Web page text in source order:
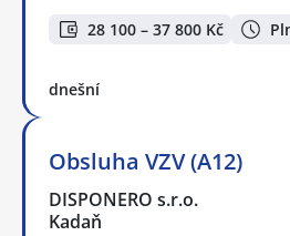
28 100 – 37 800 Kč
dnešní
Obsluha VZV (A12)
DISPONERO s.r.o.
Kadaň